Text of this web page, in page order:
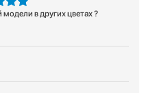
в других цветах ?